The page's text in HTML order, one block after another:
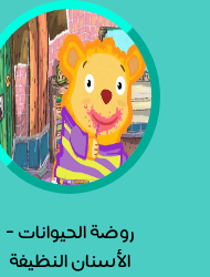
روضة الحيوانات -
الأسنان النظيفة